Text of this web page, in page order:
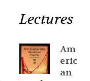
Lectures
Am
eric
an